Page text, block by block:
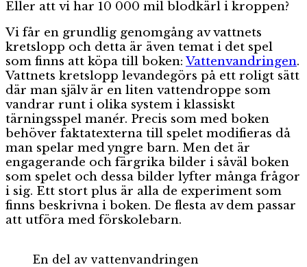
Eller att vi har 10 000 mil blodkärl i kroppen?
Vi får en grundlig genomgång av vattnets
kretslopp och detta är även temat i det spel
som finns att köpa till boken: Vattenvandringen.
Vattnets kretslopp levandegörs på ett roligt sätt
där man själv är en liten vattendroppe som
vandrar runt i olika system i klassiskt
tärningsspel manér. Precis som med boken
behöver faktatexterna till spelet modifieras då
man spelar med yngre barn. Men det är
engagerande och färgrika bilder i såväl boken
som spelet och dessa bilder lyfter många frågor
i sig. Ett stort plus är alla de experiment som
finns beskrivna i boken. De flesta av dem passar
att utföra med förskolebarn.
En del av vattenvandringen